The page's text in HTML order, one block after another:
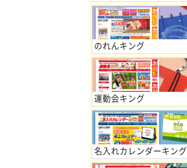
のれんキング
運動会キング
名入れカレンダーキング